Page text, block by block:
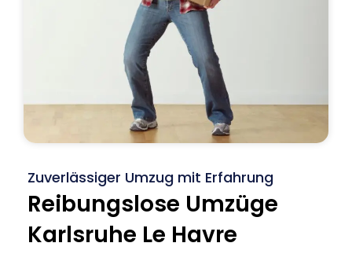
Zuverlässiger Umzug mit Erfahrung
Reibungslose Umzüge
Karlsruhe Le Havre